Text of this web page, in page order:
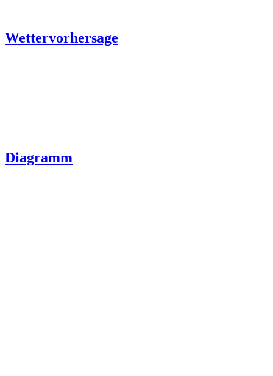
Wettervorhersage
Diagramm